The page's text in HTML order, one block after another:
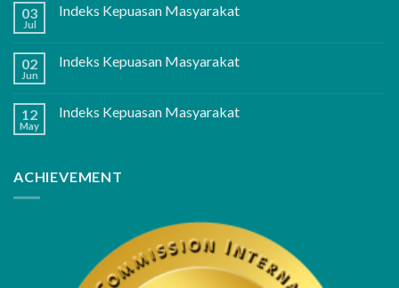
03
Jul
Indeks Kepuasan Masyarakat
02
Jun
Indeks Kepuasan Masyarakat
12
May
Indeks Kepuasan Masyarakat
ACHIEVEMENT